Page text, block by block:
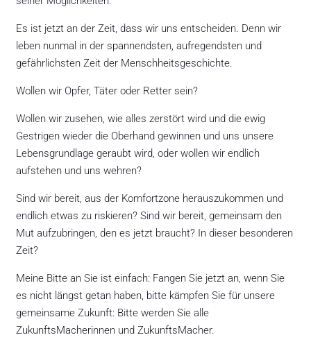
Es ist jetzt an der Zeit, dass wir uns entscheiden. Denn wir
leben nunmal in der spannendsten, aufregendsten und
gefährlichsten Zeit der Menschheitsgeschichte.
Wollen wir Opfer, Täter oder Retter sein?
Wollen wir zusehen, wie alles zerstört wird und die ewig
Gestrigen wieder die Oberhand gewinnen und uns unsere
Lebensgrundlage geraubt wird, oder wollen wir endlich
aufstehen und uns wehren?
Sind wir bereit, aus der Komfortzone herauszukommen und
endlich etwas zu riskieren? Sind wir bereit, gemeinsam den
Mut aufzubringen, den es jetzt braucht? In dieser besonderen
Zeit?
Meine Bitte an Sie ist einfach: Fangen Sie jetzt an, wenn Sie
es nicht längst getan haben, bitte kämpfen Sie für unsere
gemeinsame Zukunft: Bitte werden Sie alle
ZukunftsMacherinnen und ZukunftsMacher.